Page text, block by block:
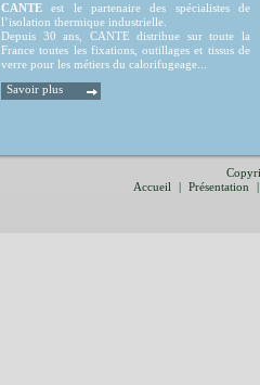
CANTE est le partenaire des spécialistes de
l’isolation thermique industrielle.
Depuis 30 ans, CANTE distribue sur toute la
France toutes les fixations, outillages et tissus de
verre pour les métiers du calorifugeage...
Savoir plus
Accueil
| Présentation